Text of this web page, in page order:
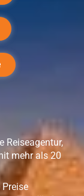
Reiseagentur,
mehr als 20
Preise